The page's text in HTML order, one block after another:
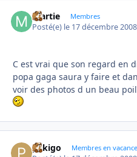
martie Membres
Posté(e) le 17 décembre 2008
C est vrai que son regard en
popa gaga saura y faire et
voir des photos d un beau
pekigo Membres en vacance